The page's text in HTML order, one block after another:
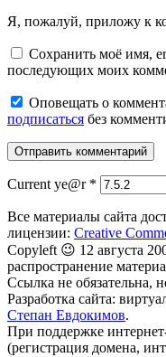
Я, пожалуй, приложу к
Сохранить моё имя,
последующих моих
Оповещать о
подписаться без
Current ye@r *
Все материалы сайта
лицензии: Creative
Copyleft 😉 12 августа
распространение
Ссылка не обязательна,
Разработка сайта:
Степан Евдокимов.
При поддержке
(регистрация домена,